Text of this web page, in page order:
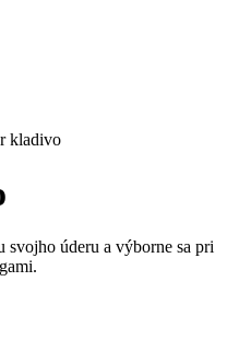
kladivo
svojho úderu a výborne sa pri